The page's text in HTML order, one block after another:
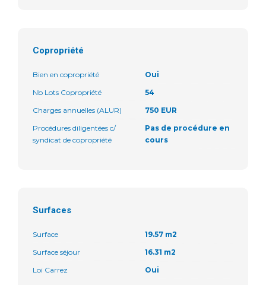
Copropriété
Bien en copropriété
Oui
Nb Lots Copropriété
54
Charges annuelles (ALUR)
750 EUR
Procédures diligentées c/
syndicat de copropriété
Pas de procédure en
cours
Surfaces
Surface
19.57 m2
Surface séjour
16.31 m2
Loi Carrez
Oui